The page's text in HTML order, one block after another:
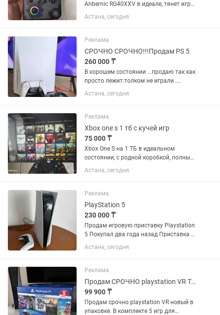
Anbernic RG40XXV в идеале, тянет игры
от Sega, PlayStation, PSP, Dreamcast в
комплекте 2 флешки на 32 и 64
Астана, сегодня
Реклама
СРОЧНО СРОЧНО!!!Продам PS 5
260 000 ₸
В хорошем состоянии ...продаю так как
просто лежит.толком не играли .
Коробка доки все провода .два
джойстика в комплекте.4 игры на
навесная подставка на стену...
Астана, сегодня
Реклама
Xbox one s 1 тб с кучей игр
75 000 ₸
Xbox One S на 1 ТБ в идеальном
состоянии, с родной коробкой, полным
комплектом и кучей игр. В комплекте
сразу два оригинальных геймпада —
дрифтят, можно сразу рубиться...
Астана, сегодня
Реклама
PlayStation 5
230 000 ₸
Продам игровую приставку Playstation
5 Покупал два года назад Приставка и
джойстик полностью в исправном
состоянии Не вскрывалась и на
Пользовался исключительно...
Астана, сегодня
Реклама
Продам СРОЧНО playstation VR Торг
99 900 ₸
Продам срочно playstation VR новый в
упаковке. В комплекте 5 игр для